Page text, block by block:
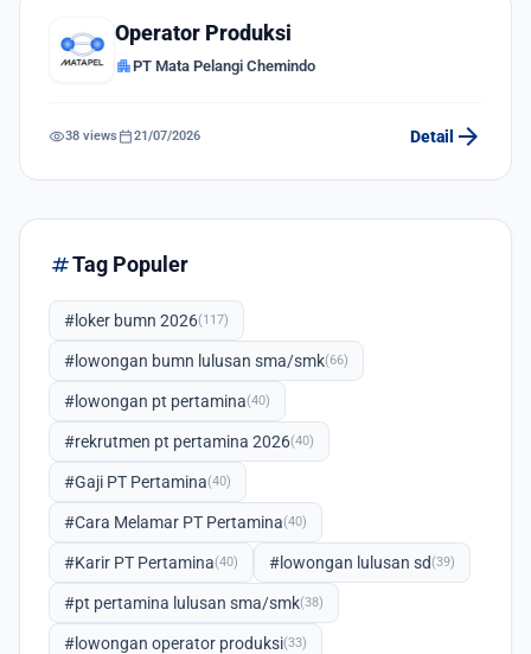
Operator Produksi
apartmentPT Mata Pelangi Chemindo
visibility38 views calendar_today21/07/2026 Detail arrow_forward
tagTag Populer
#loker bumn 2026(117)
#lowongan bumn lulusan sma/smk(66)
#lowongan pt pertamina(40)
#rekrutmen pt pertamina 2026(40)
#Gaji PT Pertamina(40)
#Cara Melamar PT Pertamina(40)
#Karir PT Pertamina(40) #lowongan lulusan sd(39)
#pt pertamina lulusan sma/smk(38)
#lowongan operator produksi(33)